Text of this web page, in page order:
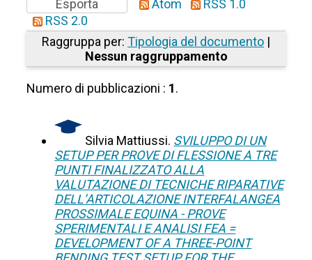
Atom
RSS 1.0
RSS 2.0
Raggruppa per: Tipologia del documento |
Nessun raggruppamento
Numero di pubblicazioni : 1.
Silvia Mattiussi. SVILUPPO DI UN
SETUP PER PROVE DI FLESSIONE A TRE
PUNTI FINALIZZATO ALLA
VALUTAZIONE DI TECNICHE RIPARATIVE
DELL’ARTICOLAZIONE INTERFALANGEA
PROSSIMALE EQUINA - PROVE
SPERIMENTALI E ANALISI FEA =
DEVELOPMENT OF A THREE-POINT